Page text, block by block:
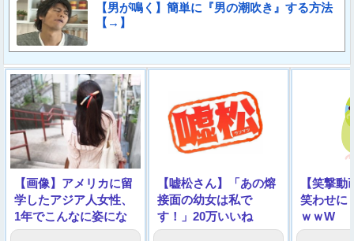
【男が鳴く】簡単に『男の潮吹き』する方法
【→】
【画像】アメリカに留
学したアジア人女性、
1年でこんなに姿にな
ってしまう…
【嘘松さん】「あの熔
接面の幼女は私で
す！」20万いいね
→「やっぱり私じゃあ
【笑撃
笑わせに
ｗｗW